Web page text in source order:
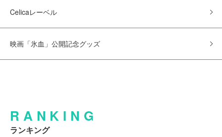
Celicaレーベル
映画「氷血」公開記念グッズ
RANKING
ランキング